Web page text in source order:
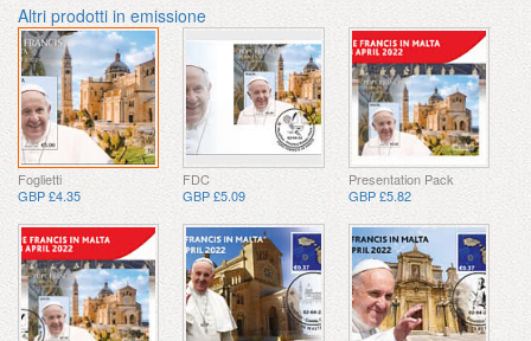
Altri prodotti in emissione
Foglietti
GBP £4.35
FDC
GBP £5.09
Presentation Pack
GBP £5.82